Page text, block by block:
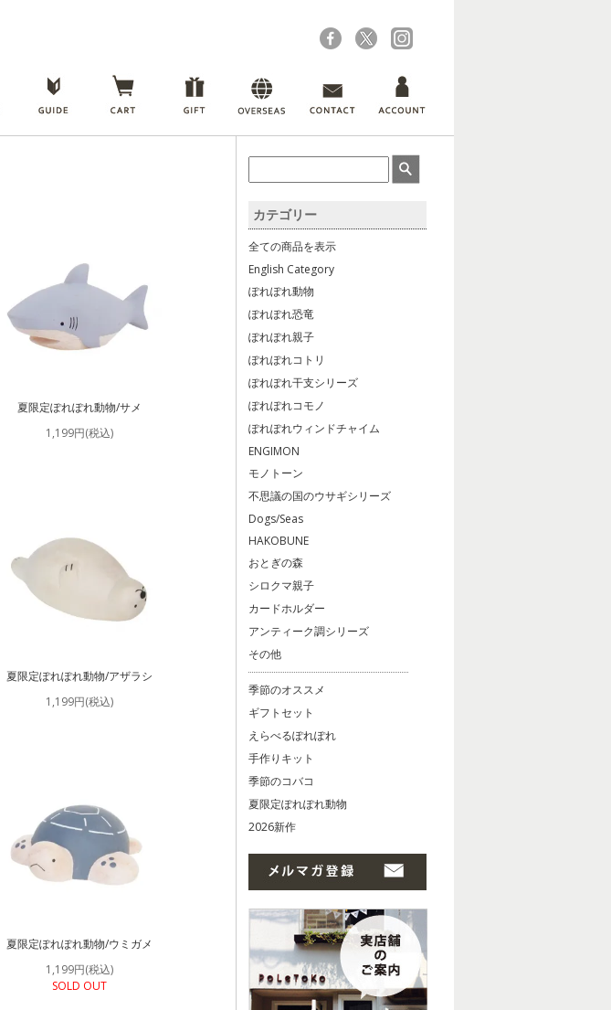
夏限定ぽれぽれ動物/サメ
1,199円(税込)
夏限定ぽれぽれ動物/アザラシ
1,199円(税込)
夏限定ぽれぽれ動物/ウミガメ
1,199円(税込)
SOLD OUT
カテゴリー
全ての商品を表示
English Category
ぽれぽれ動物
ぽれぽれ恐竜
ぽれぽれ親子
ぽれぽれコトリ
ぽれぽれ干支シリーズ
ぽれぽれコモノ
ぽれぽれウィンドチャイム
ENGIMON
モノトーン
不思議の国のウサギシリーズ
Dogs/Seas
HAKOBUNE
おとぎの森
シロクマ親子
カードホルダー
アンティーク調シリーズ
その他
季節のオススメ
ギフトセット
えらべるぽれぽれ
手作りキット
季節のコバコ
夏限定ぽれぽれ動物
2026新作